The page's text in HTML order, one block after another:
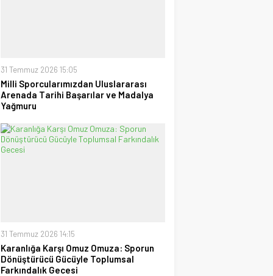
“Şampiyon” Galatasaray
31 Temmuz 2026 15:05
Milli Sporcularımızdan Uluslararası
Arenada Tarihi Başarılar ve Madalya
Yağmuru
31 Temmuz 2026 14:15
Karanlığa Karşı Omuz Omuza: Sporun
Dönüştürücü Gücüyle Toplumsal
Farkındalık Gecesi